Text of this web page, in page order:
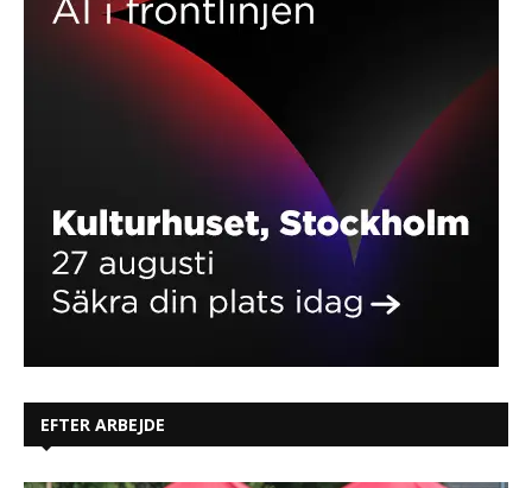
EFTER ARBEJDE